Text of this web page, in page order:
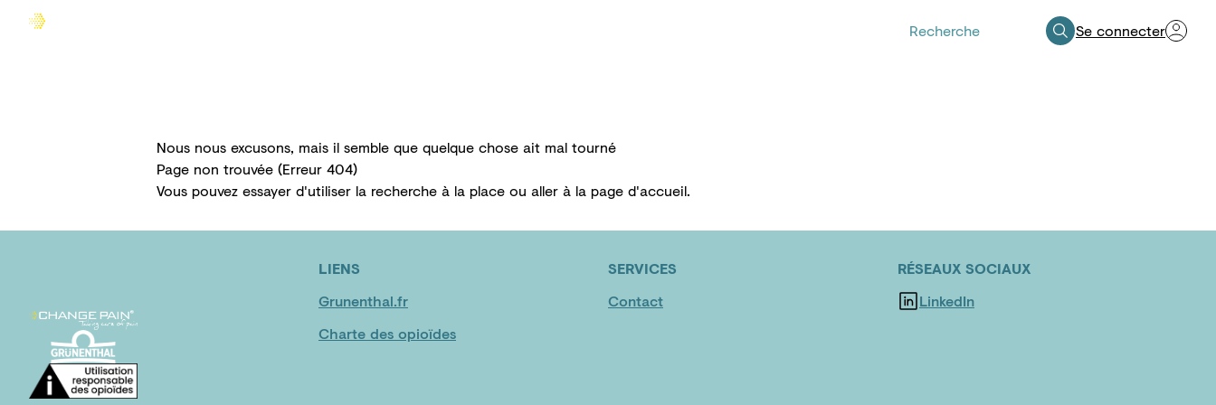
Se connecter
Nous nous excusons, mais il semble que quelque chose ait mal tourné
Page non trouvée (Erreur 404)
Vous pouvez essayer d'utiliser la recherche à la place ou aller à la page d'accueil.
LIENS
Grunenthal.fr
Charte des opioïdes
SERVICES
Contact
RÉSEAUX SOCIAUX
LinkedIn